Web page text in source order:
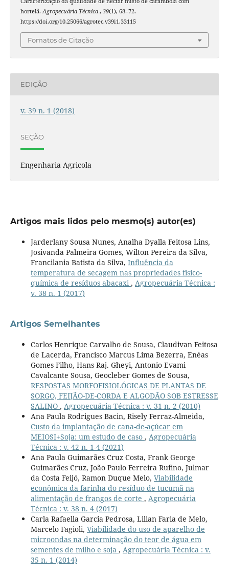
hortelã.Agropecuária Técnica , 39(1), 68–72.
https://doi.org/10.25066/agrotec.v39i1.33115
Fomatos de Citação
EDIÇÃO
v. 39 n. 1 (2018)
SEÇÃO
Engenharia Agricola
Artigos mais lidos pelo mesmo(s) autor(es)
Jarderlany Sousa Nunes, Analha Dyalla Feitosa Lins,
Josivanda Palmeira Gomes, Wilton Pereira da Silva,
Francilania Batista da Silva, Influência da
temperatura de secagem nas propriedades físico-
química de resíduos abacaxi, Agropecuária Técnica :
v. 38 n. 1 (2017)
Artigos Semelhantes
Carlos Henrique Carvalho de Sousa, Claudivan Feitosa
de Lacerda, Francisco Marcus Lima Bezerra, Enéas
Gomes Filho, Hans Raj. Gheyi, Antonio Evami
Cavalcante Sousa, Geocleber Gomes de Sousa,
RESPOSTAS MORFOFISIOLÓGICAS DE PLANTAS DE
SORGO, FEIJÃO-DE-CORDA E ALGODÃO SOB ESTRESSE
SALINO , Agropecuária Técnica : v. 31 n. 2 (2010)
Ana Paula Rodrigues Bacin, Risely Ferraz-Almeida,
Custo da implantação de cana-de-açúcar em
MEIOSI+Soja: um estudo de caso , Agropecuária
Técnica : v. 42 n. 1-4 (2021)
Ana Paula Guimarães Cruz Costa, Frank George
Guimarães Cruz, João Paulo Ferreira Rufino, Julmar
da Costa Feijó, Ramon Duque Melo, Viabilidade
econômica da farinha do resíduo de tucumã na
alimentação de frangos de corte , Agropecuária
Técnica : v. 38 n. 4 (2017)
Carla Rafaella Garcia Pedrosa, Lilian Faria de Melo,
Marcelo Fagioli, Viabilidade do uso de aparelho de
microondas na determinação do teor de água em
sementes de milho e soja , Agropecuária Técnica : v.
35 n. 1 (2014)